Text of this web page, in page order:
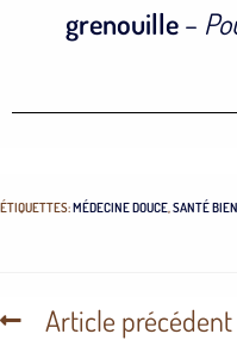
grenouille–
ÉTIQUETTES:MÉDECINE DOUCE SANTÉ
Article précédent